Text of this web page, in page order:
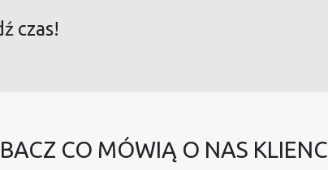
czas!
CO MÓWIĄ O NAS